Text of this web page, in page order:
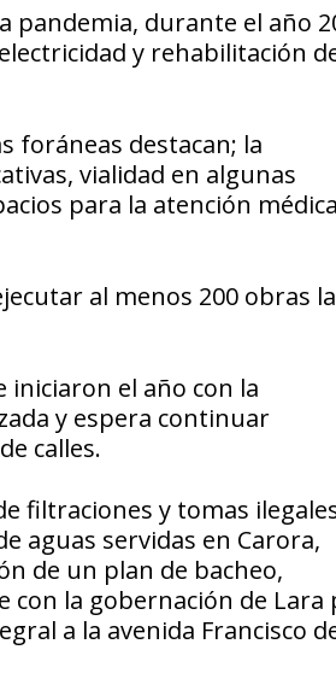
pandemia, durante el año
y rehabilitación
foráneas destacan; la
vialidad en algunas
para la atención
al menos 200 obras
iniciaron el año con la
y espera continuar
calles.
filtraciones y tomas
aguas servidas en Carora,
de un plan de bacheo,
la gobernación de Lara
a la avenida Francisco